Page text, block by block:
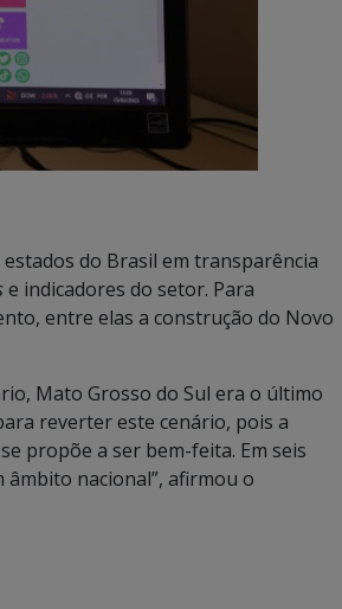
do Brasil em transparência
e indicadores do setor. Para
entre elas a construção do Novo
Mato Grosso do Sul era o último
reverter este cenário, pois a
propõe a ser bem-feita. Em seis
âmbito nacional”, afirmou o